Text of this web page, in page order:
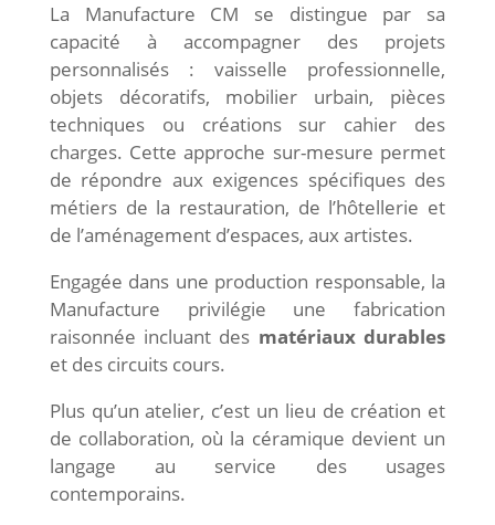
La Manufacture CM se distingue par sa
capacité à accompagner des projets
personnalisés : vaisselle professionnelle,
objets décoratifs, mobilier urbain, pièces
techniques ou créations sur cahier des
charges. Cette approche sur-mesure permet
de répondre aux exigences spécifiques des
métiers de la restauration, de l’hôtellerie et
de l’aménagement d’espaces, aux artistes.
Engagée dans une production responsable, la
Manufacture privilégie une fabrication
raisonnée incluant des matériaux durables
et des circuits cours.
Plus qu’un atelier, c’est un lieu de création et
de collaboration, où la céramique devient un
langage au service des usages
contemporains.